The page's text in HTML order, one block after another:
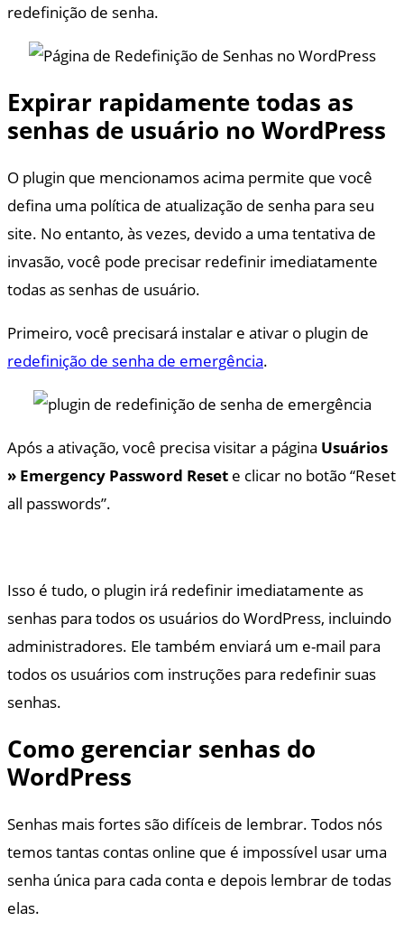
redefinição de senha.
Expirar rapidamente todas as
senhas de usuário no WordPress
O plugin que mencionamos acima permite que você
defina uma política de atualização de senha para seu
site. No entanto, às vezes, devido a uma tentativa de
invasão, você pode precisar redefinir imediatamente
todas as senhas de usuário.
Primeiro, você precisará instalar e ativar o plugin de
redefinição de senha de emergência.
Após a ativação, você precisa visitar a página Usuários
» Emergency Password Reset e clicar no botão “Reset
all passwords”.
Isso é tudo, o plugin irá redefinir imediatamente as
senhas para todos os usuários do WordPress, incluindo
administradores. Ele também enviará um e-mail para
todos os usuários com instruções para redefinir suas
senhas.
Como gerenciar senhas do
WordPress
Senhas mais fortes são difíceis de lembrar. Todos nós
temos tantas contas online que é impossível usar uma
senha única para cada conta e depois lembrar de todas
elas.